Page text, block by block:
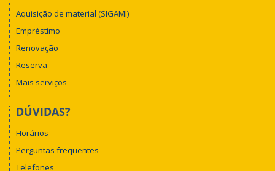
Aquisição de material (SIGAMI)
Empréstimo
Renovação
Reserva
Mais serviços
DÚVIDAS?
Horários
Perguntas frequentes
Telefones